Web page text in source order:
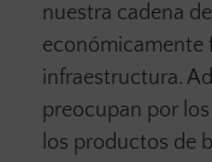
nuestra cadena
económicamente
infraestructura.
preocupan por
los productos de